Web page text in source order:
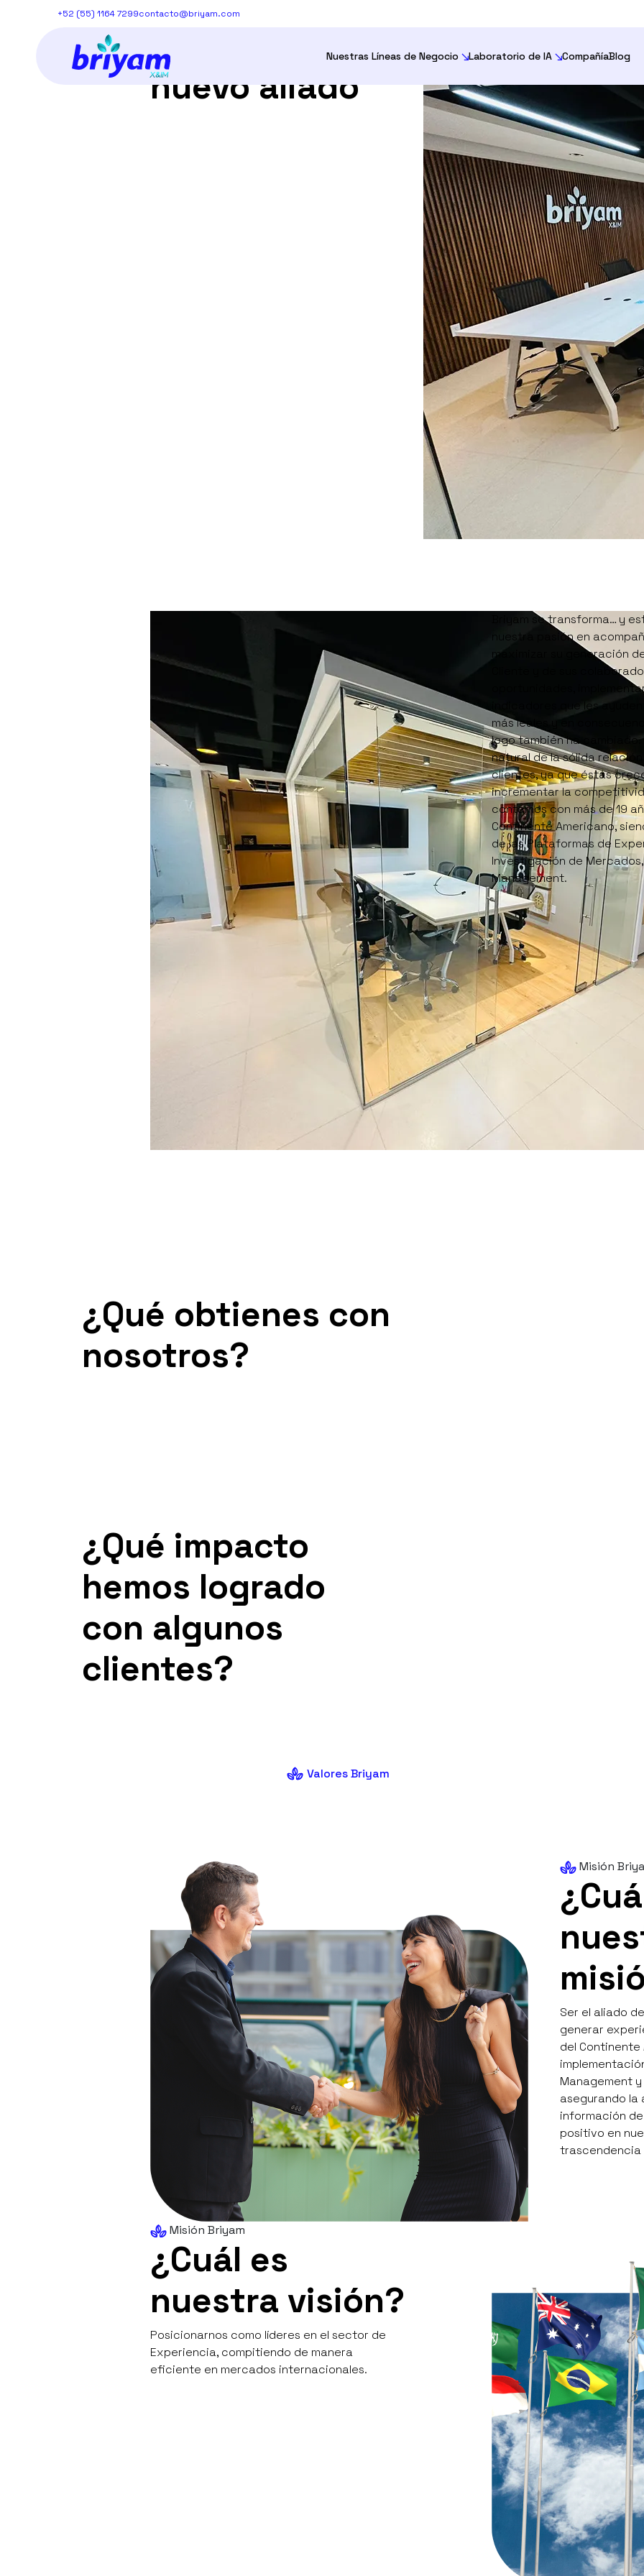
+52 (55) 1164 7299contacto@briyam.com
Nuestras Líneas de Negocio Laboratorio de IA CompañíaBlog
Conoce a tu
nuevo aliado
Briyam se transforma… y
nuestra pasión en
maximizar su generación
Cliente y de sus
oportunidades,
indicadores que les
más leales y en
logo también ha
natural de la sólida
clientes, ya que éstas
incrementar la
contamos con más de 19
Continente Americano,
de las Plataformas de
Investigación de
Management.
¿Qué obtienes con
nosotros?
¿Qué impacto
hemos logrado
con algunos
clientes?
Valores Briyam
Misión
Ser el aliado
generar
del
Management
asegurando la
información
positivo en
trascendencia
Misión Briyam
¿Cuál es
nuestra visión?
Posicionarnos como líderes en el sector de
Experiencia, compitiendo de manera
eficiente en mercados internacionales.